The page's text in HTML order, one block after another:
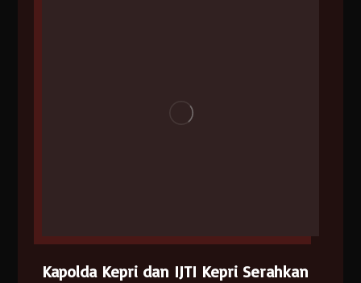
Kapolda Kepri dan IJTI Kepri Serahkan